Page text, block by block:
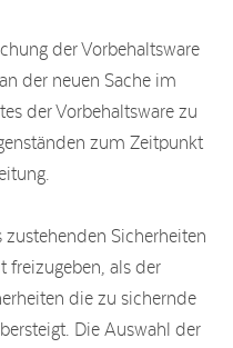
der Vorbehaltsware
der neuen Sache im
der Vorbehaltsware zu
zum Zeitpunkt
Sicherheiten
freizugeben, als der
die zu sichernde
Die Auswahl der